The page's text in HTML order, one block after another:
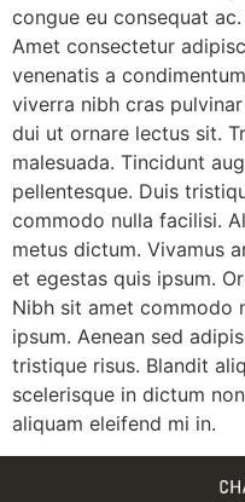
congue eu consequat
Amet consectetur
venenatis a
viverra nibh cras
dui ut ornare lectus sit.
malesuada. Tincidunt
pellentesque. Duis
commodo nulla facilisi.
metus dictum. Vivamus
et egestas quis ipsum.
Nibh sit amet commodo
ipsum. Aenean sed
tristique risus. Blandit
scelerisque in dictum
aliquam eleifend mi in.